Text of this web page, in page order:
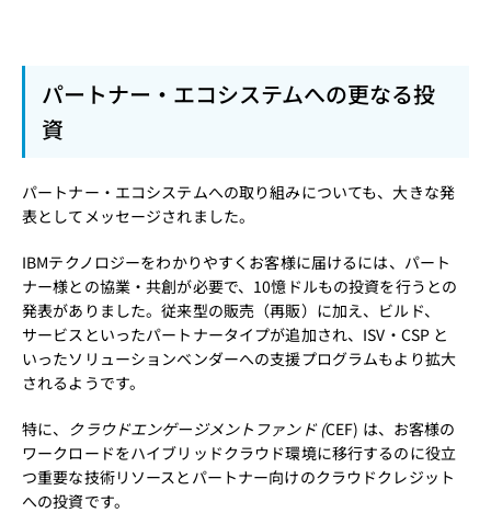
パートナー・エコシステムへの更なる投
資
パートナー・エコシステムへの取り組みについても、大きな発
表としてメッセージされました。
IBMテクノロジーをわかりやすくお客様に届けるには、パート
ナー様との協業・共創が必要で、10憶ドルもの投資を行うとの
発表がありました。従来型の販売（再販）に加え、ビルド、
サービスといったパートナータイプが追加され、ISV・CSP と
いったソリューションベンダーへの支援プログラムもより拡大
されるようです。
特に、 クラウドエンゲージメントファンド (CEF) は、お客様の
ワークロードをハイブリッドクラウド環境に移行するのに役立
つ重要な技術リソースとパートナー向けのクラウドクレジット
への投資です。